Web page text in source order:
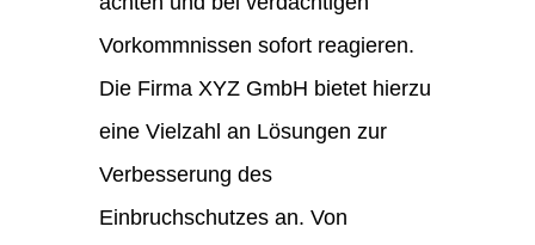
Vorkommnissen sofort reagieren.
Die Firma XYZ GmbH bietet hierzu
eine Vielzahl an Lösungen zur
Verbesserung des
Einbruchschutzes an. Von